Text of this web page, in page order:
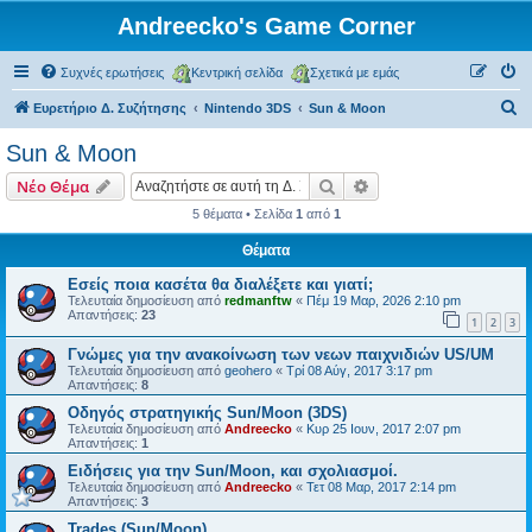
Andreecko's Game Corner
Συχνές ερωτήσεις Κεντρική σελίδα Σχετικά με εμάς
Ευρετήριο Δ. Συζήτησης Nintendo 3DS Sun & Moon
η
Sun & Moon
Νέο Θέμα Αναζήτηση
5 θέματα • Σελίδα 1 από 1
Θέματα
Εσείς ποια κασέτα θα διαλέξετε και γιατί;
Τελευταία δημοσίευση από redmanftw « Πέμ 19 Μαρ, 2026 2:10 pm
Απαντήσεις: 23 1 2 3
Γνώμες για την ανακοίνωση των νεων παιχνιδιών US/UM
Τελευταία δημοσίευση από geohero « Τρί 08 Αύγ, 2017 3:17 pm
Απαντήσεις: 8
Οδηγός στρατηγικής Sun/Moon (3DS)
Τελευταία δημοσίευση από Andreecko « Κυρ 25 Ιουν, 2017 2:07 pm
Απαντήσεις: 1
Ειδήσεις για την Sun/Moon, και σχολιασμοί.
Τελευταία δημοσίευση από Andreecko « Τετ 08 Μαρ, 2017 2:14 pm
Απαντήσεις: 3